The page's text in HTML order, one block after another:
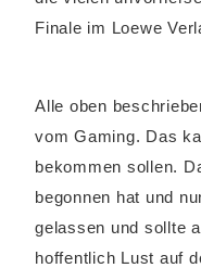
Finale im Loewe
Alle oben
vom Gaming. Das
bekommen sollen.
begonnen hat und
gelassen und sollte
hoffentlich Lust auf